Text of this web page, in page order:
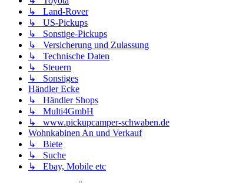
↳ Land-Rover
↳ US-Pickups
↳ Sonstige-Pickups
↳ Versicherung und Zulassung
↳ Technische Daten
↳ Steuern
↳ Sonstiges
Händler Ecke
↳ Händler Shops
↳ Multi4GmbH
↳ www.pickupcamper-schwaben.de
Wohnkabinen An und Verkauf
↳ Biete
↳ Suche
↳ Ebay, Mobile etc